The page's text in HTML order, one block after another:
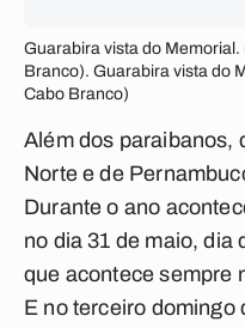
Guarabira vista do
Branco). Guarabira vista do
Cabo Branco)
Além dos paraibanos,
Norte e de
Durante o ano
no dia 31 de maio, dia
que acontece sempre
E no terceiro domingo